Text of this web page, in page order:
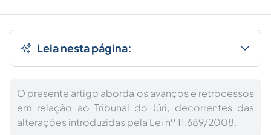
Leia nesta página:
O presente artigo aborda os avanços e retrocessos
em relação ao Tribunal do Júri, decorrentes das
alterações introduzidas pela Lei nº 11.689/2008.